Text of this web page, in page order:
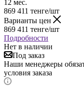
12 мес.
869 411 тенге/шт
Варианты цен
869 411 тенге/шт
Подробности
Нет в наличии
Под заказ
Наши менеджеры
условия заказа